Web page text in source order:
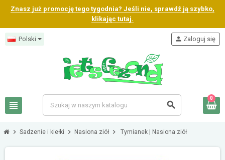
Znasz już promocję tego tygodnia? Jeśli nie, sprawdź ją szybko,
klikając tutaj.
Polski
view_headline search
person Zaloguj się
0
chevron_right Sadzenie i kiełki chevron_right Nasiona ziół chevron_right Tymianek | Nasiona ziół